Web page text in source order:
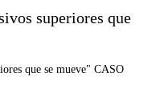
superiores que
que se mueve" CASO